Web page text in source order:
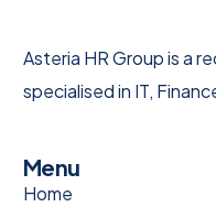
Asteria HR Group is a
specialised in IT,
Menu
Home